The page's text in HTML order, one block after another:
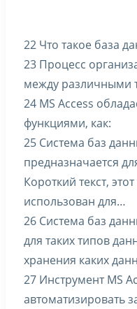
22 Что такое база
23 Процесс
между различными
24 MS Access
функциями, как:
25 Система баз
предназначается
Короткий текст,
использован для…
26 Система баз
для таких типов
хранения каких
27 Инструмент MS
автоматизировать